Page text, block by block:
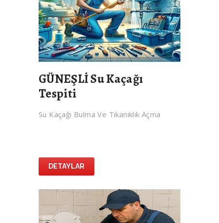
GÜNEŞLİ Su Kaçağı
Tespiti
Su Kaçağı Bulma Ve Tıkanıklık Açma
DETAYLAR